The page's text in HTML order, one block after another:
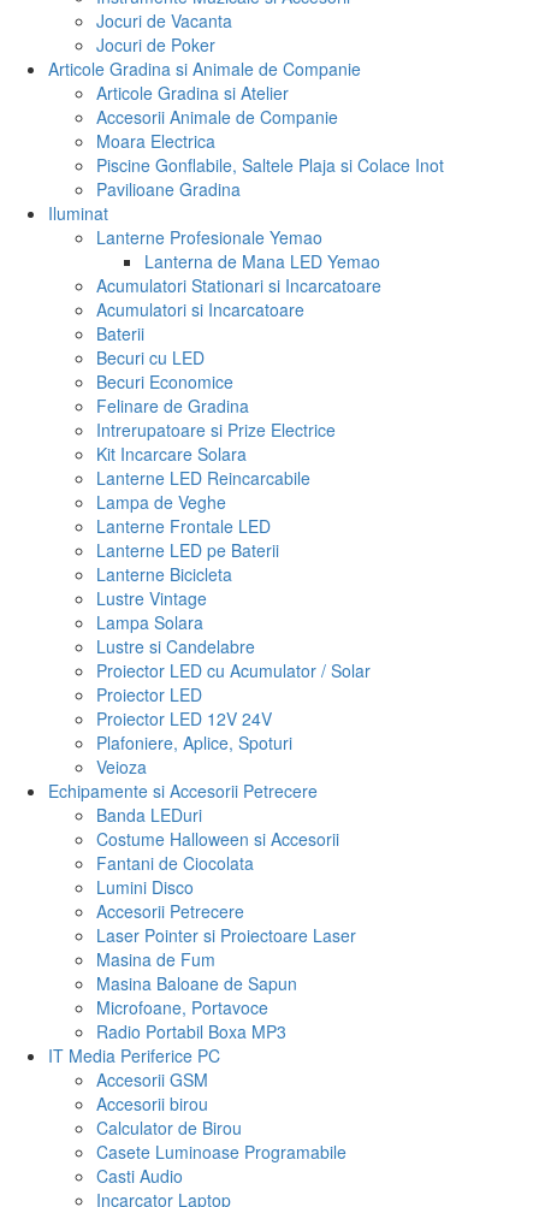
Jocuri de Vacanta
Jocuri de Poker
Articole Gradina si Animale de Companie
Articole Gradina si Atelier
Accesorii Animale de Companie
Moara Electrica
Piscine Gonflabile, Saltele Plaja si Colace Inot
Pavilioane Gradina
Iluminat
Lanterne Profesionale Yemao
Lanterna de Mana LED Yemao
Acumulatori Stationari si Incarcatoare
Acumulatori si Incarcatoare
Baterii
Becuri cu LED
Becuri Economice
Felinare de Gradina
Intrerupatoare si Prize Electrice
Kit Incarcare Solara
Lanterne LED Reincarcabile
Lampa de Veghe
Lanterne Frontale LED
Lanterne LED pe Baterii
Lanterne Bicicleta
Lustre Vintage
Lampa Solara
Lustre si Candelabre
Proiector LED cu Acumulator / Solar
Proiector LED
Proiector LED 12V 24V
Plafoniere, Aplice, Spoturi
Veioza
Echipamente si Accesorii Petrecere
Banda LEDuri
Costume Halloween si Accesorii
Fantani de Ciocolata
Lumini Disco
Accesorii Petrecere
Laser Pointer si Proiectoare Laser
Masina de Fum
Masina Baloane de Sapun
Microfoane, Portavoce
Radio Portabil Boxa MP3
IT Media Periferice PC
Accesorii GSM
Accesorii birou
Calculator de Birou
Casete Luminoase Programabile
Casti Audio
Incarcator Laptop